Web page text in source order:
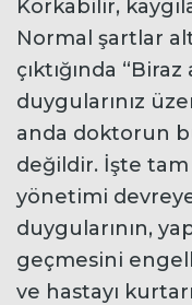
Korkabilir,
Normal şartlar
çıktığında
duygularınız
anda doktorun
değildir. İşte
yönetimi
duygularının,
geçmesini
ve hastayı